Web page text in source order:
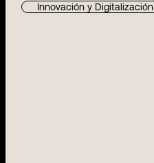
Innovación y Digitalización